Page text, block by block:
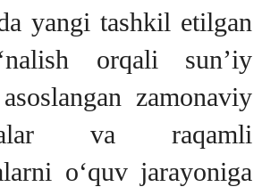
yangi tashkil etilgan
orqali sun’iy
zamonaviy
va raqamli
o‘quv jarayoniga